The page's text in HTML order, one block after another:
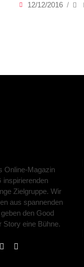
12/12/2016
Online-Magazin
inspirierenden
Zielgruppe. Wir
aus spannenden
den Good
Story eine Bühne.